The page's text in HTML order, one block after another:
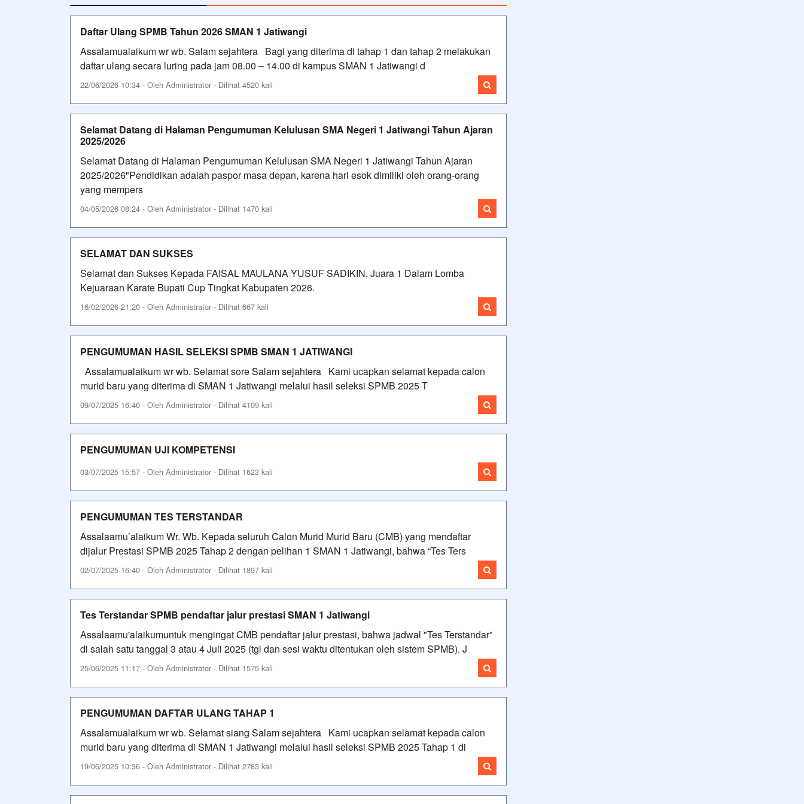
Daftar Ulang SPMB Tahun 2026 SMAN 1 Jatiwangi
Assalamualaikum wr wb. Salam sejahtera Bagi yang diterima di tahap 1 dan tahap 2 melakukan
daftar ulang secara luring pada jam 08.00 – 14.00 di kampus SMAN 1 Jatiwangi d
22/06/2026 10:34 - Oleh Administrator - Dilihat 4520 kali
Selamat Datang di Halaman Pengumuman Kelulusan SMA Negeri 1 Jatiwangi Tahun Ajaran
2025/2026
Selamat Datang di Halaman Pengumuman Kelulusan SMA Negeri 1 Jatiwangi Tahun Ajaran
2025/2026"Pendidikan adalah paspor masa depan, karena hari esok dimiliki oleh orang-orang
yang mempers
04/05/2026 08:24 - Oleh Administrator - Dilihat 1470 kali
SELAMAT DAN SUKSES
Selamat dan Sukses Kepada FAISAL MAULANA YUSUF SADIKIN, Juara 1 Dalam Lomba
Kejuaraan Karate Bupati Cup Tingkat Kabupaten 2026.
16/02/2026 21:20 - Oleh Administrator - Dilihat 667 kali
PENGUMUMAN HASIL SELEKSI SPMB SMAN 1 JATIWANGI
Assalamualaikum wr wb. Selamat sore Salam sejahtera Kami ucapkan selamat kepada calon
murid baru yang diterima di SMAN 1 Jatiwangi melalui hasil seleksi SPMB 2025 T
09/07/2025 16:40 - Oleh Administrator - Dilihat 4109 kali
PENGUMUMAN UJI KOMPETENSI
03/07/2025 15:57 - Oleh Administrator - Dilihat 1623 kali
PENGUMUMAN TES TERSTANDAR
Assalaamu’alaikum Wr. Wb. Kepada seluruh Calon Murid Murid Baru (CMB) yang mendaftar
dijalur Prestasi SPMB 2025 Tahap 2 dengan pelihan 1 SMAN 1 Jatiwangi, bahwa “Tes Ters
02/07/2025 16:40 - Oleh Administrator - Dilihat 1897 kali
Tes Terstandar SPMB pendaftar jalur prestasi SMAN 1 Jatiwangi
Assalaamu'alaikumuntuk mengingat CMB pendaftar jalur prestasi, bahwa jadwal "Tes Terstandar"
di salah satu tanggal 3 atau 4 Juli 2025 (tgl dan sesi waktu ditentukan oleh sistem SPMB). J
25/06/2025 11:17 - Oleh Administrator - Dilihat 1575 kali
PENGUMUMAN DAFTAR ULANG TAHAP 1
Assalamualaikum wr wb. Selamat siang Salam sejahtera Kami ucapkan selamat kepada calon
murid baru yang diterima di SMAN 1 Jatiwangi melalui hasil seleksi SPMB 2025 Tahap 1 di
19/06/2025 10:36 - Oleh Administrator - Dilihat 2783 kali